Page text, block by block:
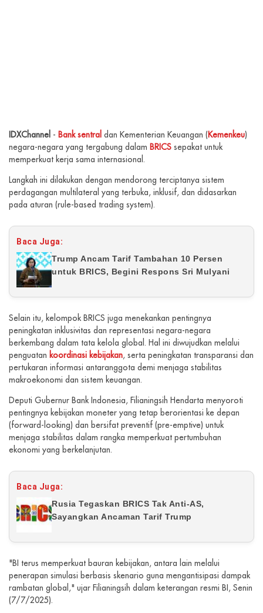
IDXChannel - Bank sentral dan Kementerian Keuangan (Kemenkeu)
negara-negara yang tergabung dalam BRICS sepakat untuk
memperkuat kerja sama internasional.
Langkah ini dilakukan dengan mendorong terciptanya sistem
perdagangan multilateral yang terbuka, inklusif, dan didasarkan
pada aturan (rule-based trading system).
Baca Juga:
Trump Ancam Tarif Tambahan 10 Persen
untuk BRICS, Begini Respons Sri Mulyani
Selain itu, kelompok BRICS juga menekankan pentingnya
peningkatan inklusivitas dan representasi negara-negara
berkembang dalam tata kelola global. Hal ini diwujudkan melalui
penguatan koordinasi kebijakan, serta peningkatan transparansi dan
pertukaran informasi antaranggota demi menjaga stabilitas
makroekonomi dan sistem keuangan.
Deputi Gubernur Bank Indonesia, Filianingsih Hendarta menyoroti
pentingnya kebijakan moneter yang tetap berorientasi ke depan
(forward-looking) dan bersifat preventif (pre-emptive) untuk
menjaga stabilitas dalam rangka memperkuat pertumbuhan
ekonomi yang berkelanjutan.
Baca Juga:
Rusia Tegaskan BRICS Tak Anti-AS,
Sayangkan Ancaman Tarif Trump
"BI terus memperkuat bauran kebijakan, antara lain melalui
penerapan simulasi berbasis skenario guna mengantisipasi dampak
rambatan global," ujar Filianingsih dalam keterangan resmi BI, Senin
(7/7/2025).